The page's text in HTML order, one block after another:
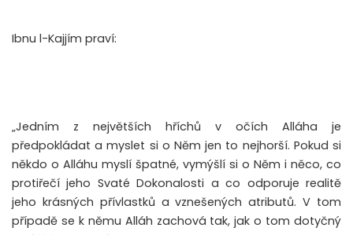
‬Ibnu l-Kajjím praví:
„Jedním z největších hříchů v očích Alláha je
předpokládat a myslet si o Něm jen to nejhorší. Pokud si
někdo o Alláhu myslí špatné, vymýšlí si o Něm i něco, co
protiřečí jeho Svaté Dokonalosti a co odporuje realitě
jeho krásných přívlastků a vznešených atributů. V tom
případě se k němu Alláh zachová tak, jak o tom dotyčný